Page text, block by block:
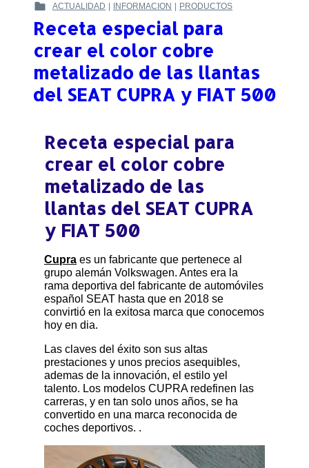
ON
POSTED
IN
ACTUALIDAD | INFORMACION | PRODUCTOS
Receta especial para
crear el color cobre
metalizado de las llantas
del SEAT CUPRA y FIAT 500
Receta especial para
crear el color cobre
metalizado de las
llantas del SEAT CUPRA
y FIAT 500
Cupra es un fabricante que pertenece al
grupo alemán Volkswagen. Antes era la
rama deportiva del fabricante de automóviles
español SEAT hasta que en 2018 se
convirtió en la exitosa marca que conocemos
hoy en dia.
Las claves del éxito son sus altas
prestaciones y unos precios asequibles,
ademas de la innovación, el estilo yel
talento. Los modelos CUPRA redefinen las
carreras, y en tan solo unos años, se ha
convertido en una marca reconocida de
coches deportivos. .